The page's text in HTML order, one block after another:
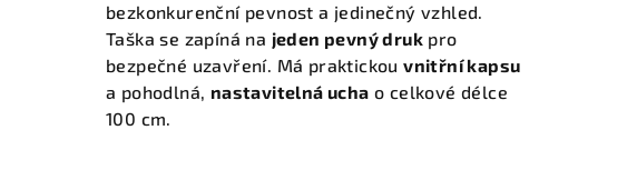
bezkonkurenční pevnost a jedinečný vzhled.
Taška se zapíná na jeden pevný druk pro
bezpečné uzavření. Má praktickouvnitřní kapsu
a pohodlná, nastavitelná ucha o celkové délce
100 cm.